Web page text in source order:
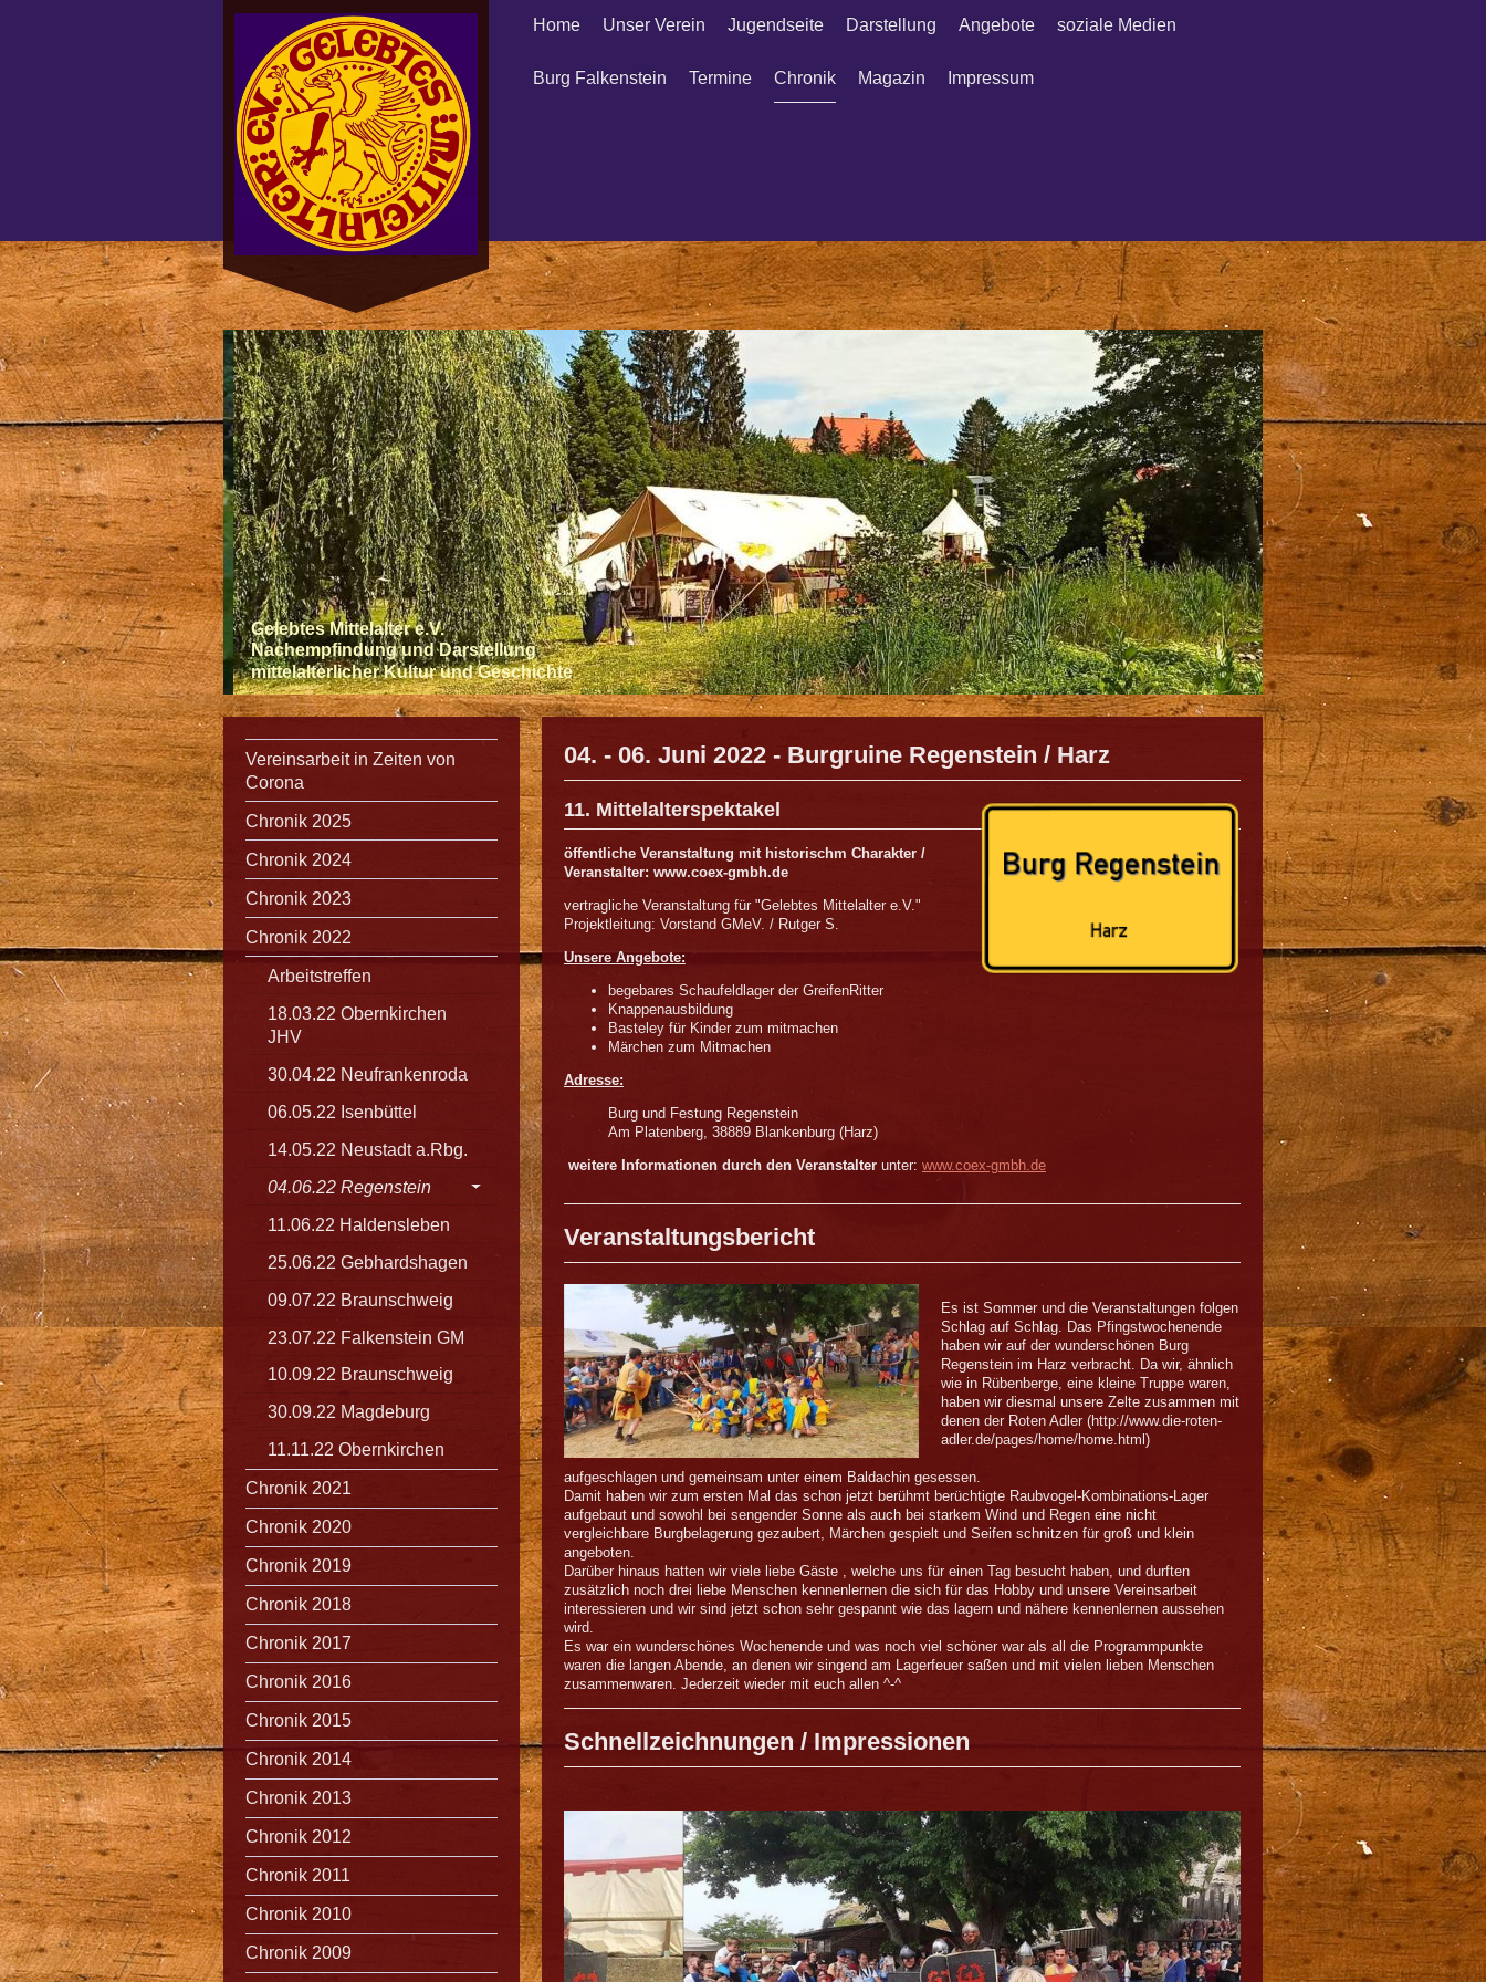
Home Unser Verein Jugendseite Darstellung Angebote soziale Medien
Burg Falkenstein Termine Chronik Magazin Impressum
Gelebtes Mittelalter e.V.
Nachempfindung und Darstellung
mittelalterlicher Kultur und Geschichte
04. - 06. Juni 2022 - Burgruine Regenstein / Harz
11. Mittelalterspektakel
öffentliche Veranstaltung mit historischm Charakter /
Veranstalter: www.coex-gmbh.de
vertragliche Veranstaltung für "Gelebtes Mittelalter e.V."
Projektleitung: Vorstand GMeV. / Rutger S.
Unsere Angebote:
begebares Schaufeldlager der GreifenRitter
Knappenausbildung
Basteley für Kinder zum mitmachen
Märchen zum Mitmachen
Adresse:
Burg und Festung Regenstein
Am Platenberg, 38889 Blankenburg (Harz)
weitere Informationen durch den Veranstalterunter: www.coex-gmbh.de
Veranstaltungsbericht
Es ist Sommer und die Veranstaltungen folgen
Schlag auf Schlag. Das Pfingstwochenende
haben wir auf der wunderschönen Burg
Regenstein im Harz verbracht. Da wir, ähnlich
wie in Rübenberge, eine kleine Truppe waren,
haben wir diesmal unsere Zelte zusammen mit
denen der Roten Adler (http://www.die-roten-
adler.de/pages/home/home.html)
aufgeschlagen und gemeinsam unter einem Baldachin gesessen.
Damit haben wir zum ersten Mal das schon jetzt berühmt berüchtigte Raubvogel-Kombinations-Lager
aufgebaut und sowohl bei sengender Sonne als auch bei starkem Wind und Regen eine nicht
vergleichbare Burgbelagerung gezaubert, Märchen gespielt und Seifen schnitzen für groß und klein
angeboten.
Darüber hinaus hatten wir viele liebe Gäste , welche uns für einen Tag besucht haben, und durften
zusätzlich noch drei liebe Menschen kennenlernen die sich für das Hobby und unsere Vereinsarbeit
interessieren und wir sind jetzt schon sehr gespannt wie das lagern und nähere kennenlernen aussehen
wird.
Es war ein wunderschönes Wochenende und was noch viel schöner war als all die Programmpunkte
waren die langen Abende, an denen wir singend am Lagerfeuer saßen und mit vielen lieben Menschen
zusammenwaren. Jederzeit wieder mit euch allen ^-^
Schnellzeichnungen / Impressionen
Vereinsarbeit in Zeiten von
Corona
Chronik 2025
Chronik 2024
Chronik 2023
Chronik 2022
Arbeitstreffen
18.03.22 Obernkirchen
JHV
30.04.22 Neufrankenroda
06.05.22 Isenbüttel
14.05.22 Neustadt a.Rbg.
04.06.22 Regenstein
11.06.22 Haldensleben
25.06.22 Gebhardshagen
09.07.22 Braunschweig
23.07.22 Falkenstein GM
10.09.22 Braunschweig
30.09.22 Magdeburg
11.11.22 Obernkirchen
Chronik 2021
Chronik 2020
Chronik 2019
Chronik 2018
Chronik 2017
Chronik 2016
Chronik 2015
Chronik 2014
Chronik 2013
Chronik 2012
Chronik 2011
Chronik 2010
Chronik 2009